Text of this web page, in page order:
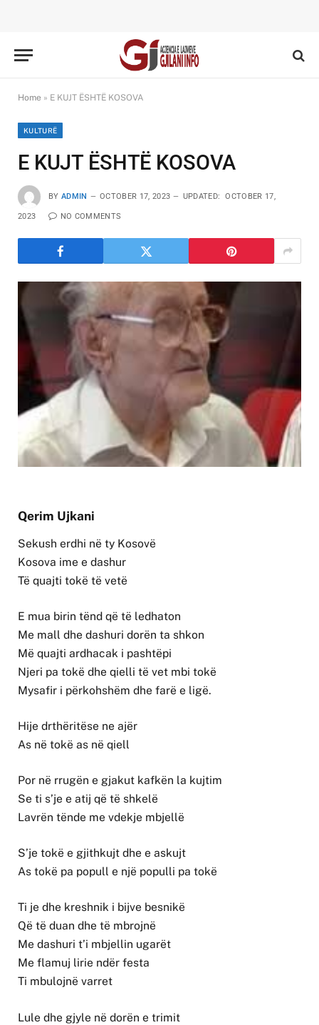
Home » E KUJT ËSHTË KOSOVA
KULTURË
E KUJT ËSHTË KOSOVA
BY ADMIN OCTOBER 17, 2023 UPDATED: OCTOBER 17,
2023 NO COMMENTS
Qerim Ujkani
Sekush erdhi në ty Kosovë
Kosova ime e dashur
Të quajti tokë të vetë
E mua birin tënd që të ledhaton
Me mall dhe dashuri dorën ta shkon
Më quajti ardhacak i pashtëpi
Njeri pa tokë dhe qielli të vet mbi tokë
Mysafir i përkohshëm dhe farë e ligë.
Hije drthëritëse ne ajër
As në tokë as në qiell
Por në rrugën e gjakut kafkën la kujtim
Se ti s’je e atij që të shkelë
Lavrën tënde me vdekje mbjellë
S’je tokë e gjithkujt dhe e askujt
As tokë pa popull e një populli pa tokë
Ti je dhe kreshnik i bijve besnikë
Që të duan dhe të mbrojnë
Me dashuri t’i mbjellin ugarët
Me flamuj lirie ndër festa
Ti mbulojnë varret
Lule dhe gjyle në dorën e trimit